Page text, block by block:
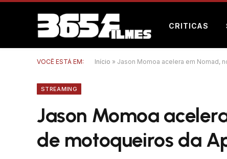
CRITICAS
VOCÊ ESTÁ EM: Início » Jason Momoa acelera em Nomad,
STREAMING
Jason Momoa
de motoqueiros da